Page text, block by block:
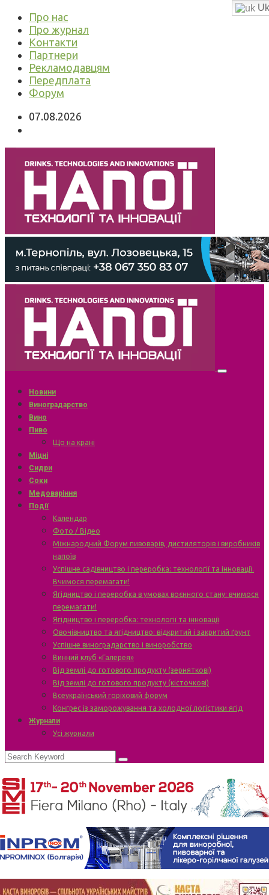
Про нас
Про журнал
Контакти
Партнери
Рекламодавцям
Передплата
Форум
07.08.2026
Новини
Виноградарство
Вино
Пиво
Що на крані
Міцні
Сидри
Соки
Медоваріння
Події
Календар
Фото / Відео
Міжнародний Форум пивоварів, дистиляторів і виробників
напоїв
Успішне садівництво і переробка: технології та інновації.
Вчимося перемагати!
Ягідництво і переробка в умовах воєнного стану: вчимося
перемагати!
Ягідництво і переробка: технології та інновації
Овочівництво та ягідництво: відкритий і закритий ґрунт
Успішне виноградарство і виноробство
Винний клуб «Галерея»
Від землі до готового продукту (зерняткові)
Від землі до готового продукту (кісточкові)
Всеукраїнський горіховий форум
Конгрес із заморожування та холодної логістики ягід
Журнали
Усі журнали